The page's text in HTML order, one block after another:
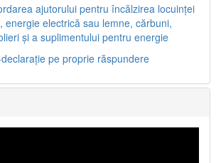
ajutorului pentru încălzirea locuinței
energie electrică sau lemne, cărbuni,
și a suplimentului pentru energie
pe proprie răspundere